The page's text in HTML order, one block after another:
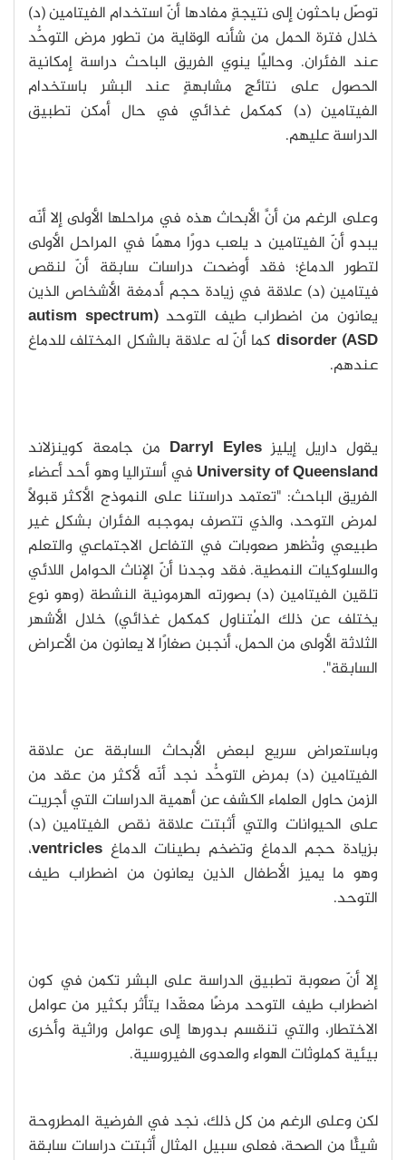
توصّل باحثون إلى نتيجةٍ مفادها أنّ استخدام الفيتامين (د)
خلال فترة الحمل من شأنه الوقاية من تطور مرض التوحُّد
عند الفئران. وحاليًا ينوي الفريق الباحث دراسة إمكانية
الحصول على نتائجٍ مشابهةٍ عند البشر باستخدام
الفيتامين (د) كمكمل غذائي في حال أمكن تطبيق
الدراسة عليهم.
وعلى الرغم من أنَّ الأبحاث هذه في مراحلها الأولى إلا أنّه
يبدو أنّ الفيتامين د يلعب دورًا مهمًا في المراحل الأولى
لتطور الدماغ؛ فقد أوضحت دراسات سابقة أنّ لنقص
فيتامين (د) علاقة في زيادة حجم أدمغة الأشخاص الذين
يعانون من اضطراب طيف التوحد (autism spectrum
disorder (ASD كما أنّ له علاقة بالشكل المختلف للدماغ
عندهم.
يقول داريل إيليز Darryl Eyles من جامعة كوينزلاند
University of Queensland في أستراليا وهو أحد أعضاء
الفريق الباحث: "تعتمد دراستنا على النموذج الأكثر قبولًا
لمرض التوحد، والذي تتصرف بموجبه الفئران بشكلٍ غير
طبيعي وتُظهر صعوبات في التفاعل الاجتماعي والتعلم
والسلوكيات النمطية. فقد وجدنا أنّ الإناث الحوامل اللائي
تلقين الفيتامين (د) بصورته الهرمونية النشطة (وهو نوع
يختلف عن ذلك المُتناول كمكمل غذائي) خلال الأشهر
الثلاثة الأولى من الحمل، أنجبن صغارًا لا يعانون من الأعراض
السابقة".
وباستعراض سريع لبعض الأبحاث السابقة عن علاقة
الفيتامين (د) بمرض التوحُّد نجد أنّه لأكثر من عقد من
الزمن حاول العلماء الكشف عن أهمية الدراسات التي أجريت
على الحيوانات والتي أثبتت علاقة نقص الفيتامين (د)
بزيادة حجم الدماغ وتضخم بطينات الدماغ ventricles،
وهو ما يميز الأطفال الذين يعانون من اضطراب طيف
التوحد.
إلا أنّ صعوبة تطبيق الدراسة على البشر تكمن في كون
اضطراب طيف التوحد مرضًا معقّدا يتأثر بكثير من عوامل
الاختطار، والتي تنقسم بدورها إلى عوامل وراثية وأخرى
بيئية كملوثات الهواء والعدوى الفيروسية.
لكن وعلى الرغم من كل ذلك، نجد في الفرضية المطروحة
شيئًا من الصحة، فعلى سبيل المثال أثبتت دراسات سابقة